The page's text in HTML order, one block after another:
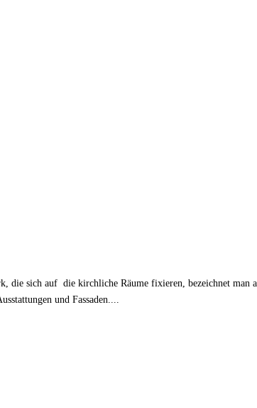
die sich auf die kirchliche Räume fixieren, bezeichnet
und Fassaden....